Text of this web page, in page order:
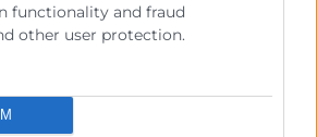
functionality and fraud
other user protection.